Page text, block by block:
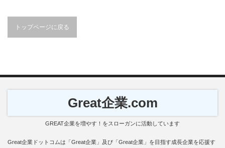
トップページに戻る
Great企業.com
GREAT企業を増やす！をスローガンに活動しています
Great企業ドットコムは「Great企業」及び「Great企業」を目指す成長企業を応援す